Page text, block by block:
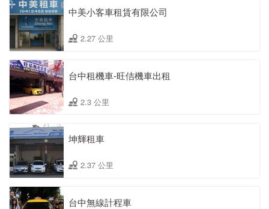
中美小客車租賃有限公司
2.27 公里
台中租機車-旺佶機車出租
2.3 公里
坤輝租車
2.37 公里
台中無線計程車